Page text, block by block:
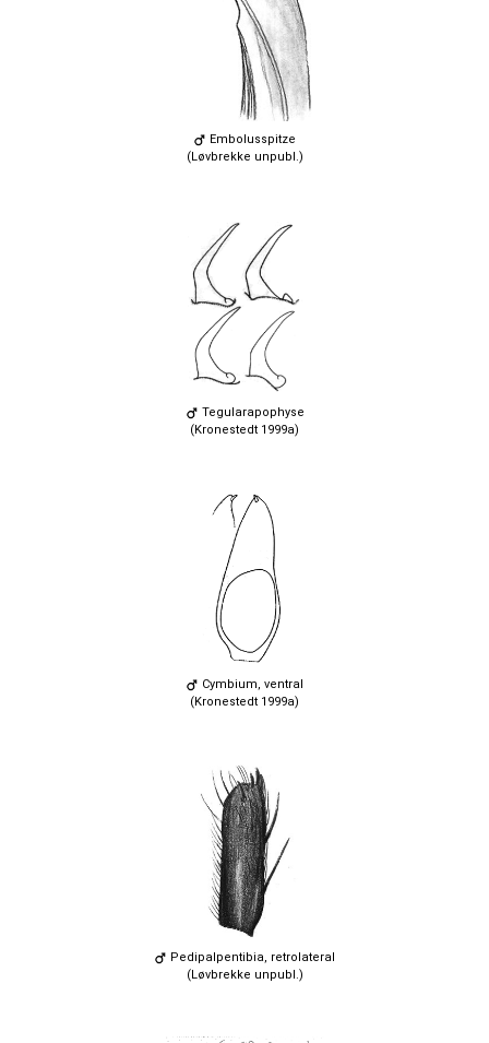
Embolusspitze
(Løvbrekke unpubl.)
Tegularapophyse
(Kronestedt 1999a)
Cymbium, ventral
(Kronestedt 1999a)
Pedipalpentibia, retrolateral
(Løvbrekke unpubl.)